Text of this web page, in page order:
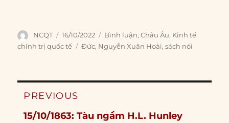
Author
NCQT
Posted
on
16/10/2022 Categories
Bình luận,Châu Âu, Kinh tế
chính trị quốc tế
Tags
Đức, Nguyễn Xuân Hoài,sách nói
Post
PREVIOUS
Previous
15/10/1863: Tàu ngầm H.L. Hunley